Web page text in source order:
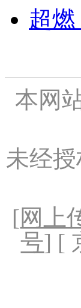
超
本网
未经
[网上
号] [